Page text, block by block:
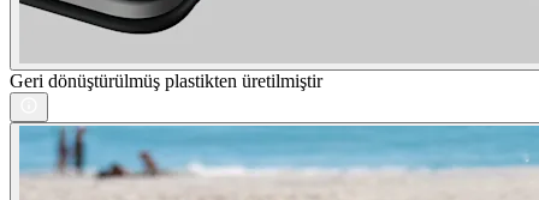
Geri dönüştürülmüş plastikten üretilmiştir